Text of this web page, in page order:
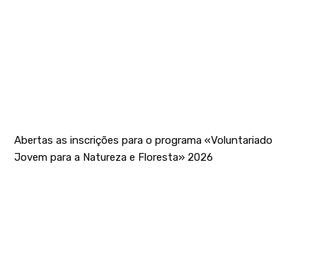
Abertas as inscrições para o programa «Voluntariado
Jovem para a Natureza e Floresta» 2026